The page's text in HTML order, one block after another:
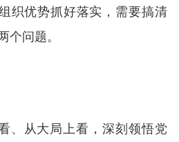
织优势抓好落实，需要搞清
个问题。
、从大局上看，深刻领悟党